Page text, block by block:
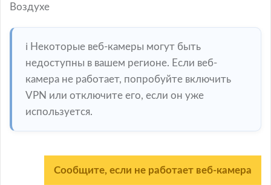
Воздухе
ℹ️ Некоторые веб-камеры могут быть
недоступны в вашем регионе. Если веб-
камера не работает, попробуйте включить
VPN или отключите его, если он уже
используется.
Сообщите, если не работает веб-камера